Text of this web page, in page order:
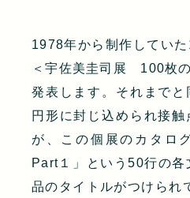
1978年から制作してい
＜宇佐美圭司展 100枚
発表します。それまで
円形に封じ込められ接
が、この個展のカタロ
Part１」という50行の
品のタイトルがつけられ